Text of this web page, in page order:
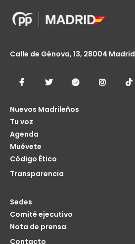
Calle de Génova, 13, 28004 Madrid
Nuevos Madrileños
Tu voz
Agenda
Muévete
Código Ético
Transparencia
Sedes
Comité ejecutivo
Nota de prensa
Contacto